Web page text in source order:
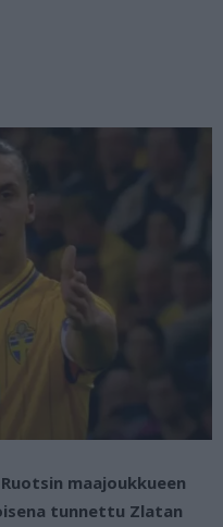
maajoukkueen
tunnettu Zlatan